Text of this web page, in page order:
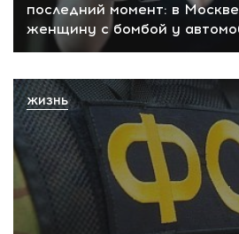
последний момент: в
женщину с бомбой у
ЖИЗНЬ